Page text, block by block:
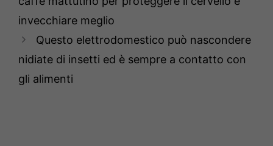
invecchiare meglio
Questo elettrodomestico può nascondere
nidiate di insetti ed è sempre a contatto con
gli alimenti